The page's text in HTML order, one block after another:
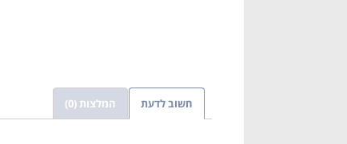
חשוב לדעת המלצות (0)